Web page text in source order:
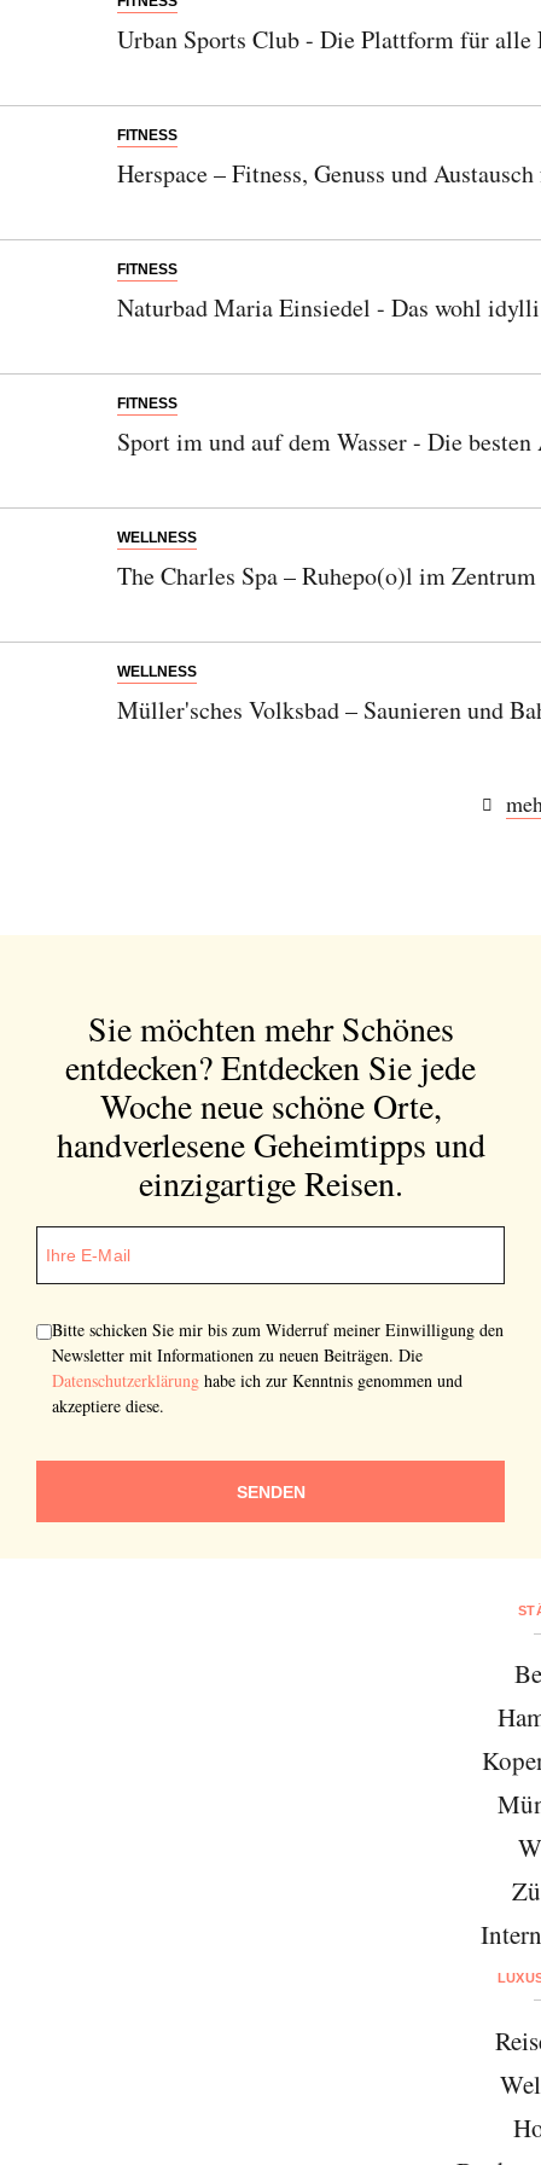
Urban Sports Club - Die Plattform für alle
FITNESS
Herspace – Fitness, Genuss und
FITNESS
Naturbad Maria Einsiedel - Das wohl
FITNESS
Sport im und auf dem Wasser - Die
WELLNESS
The Charles Spa – Ruhepo(o)l im Zentrum
WELLNESS
Müller'sches Volksbad – Saunieren und
Sie möchten mehr Schönes
entdecken?Entdecken Sie jede
Woche neue schöne Orte,
handverlesene Geheimtipps und
einzigartige Reisen.
Bitte schicken Sie mir bis zum Widerruf meiner Einwilligung den
Newsletter mit Informationen zu neuen Beiträgen. Die
Datenschutzerklärung habe ich zur Kenntnis genommen und
akzeptiere diese.
SENDEN